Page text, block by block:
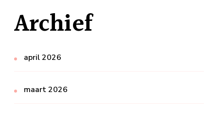
Archief
april 2026
maart 2026